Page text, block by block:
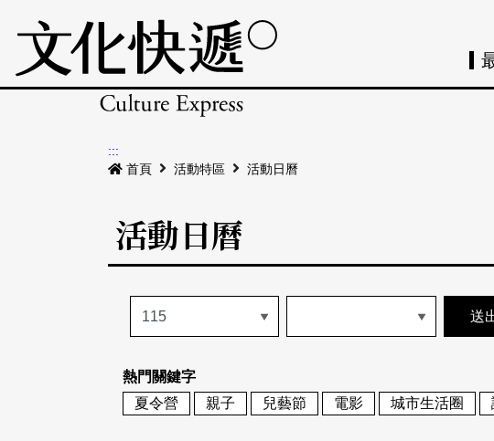
:::
首頁
活動特區 活動日曆
活動日曆
熱門關鍵字
夏令營
親子 兒藝節 電影 城市生活圈